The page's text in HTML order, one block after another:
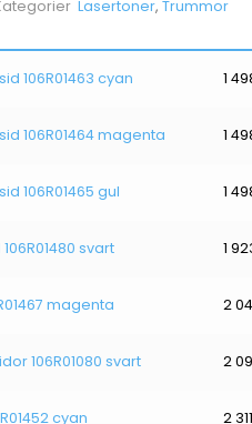
Lasertoner, Trummor
106R01463 cyan 1
106R01464 magenta 1
106R01465 gul 1
svart 1
magenta 2
106R01080 svart 2
cyan 2